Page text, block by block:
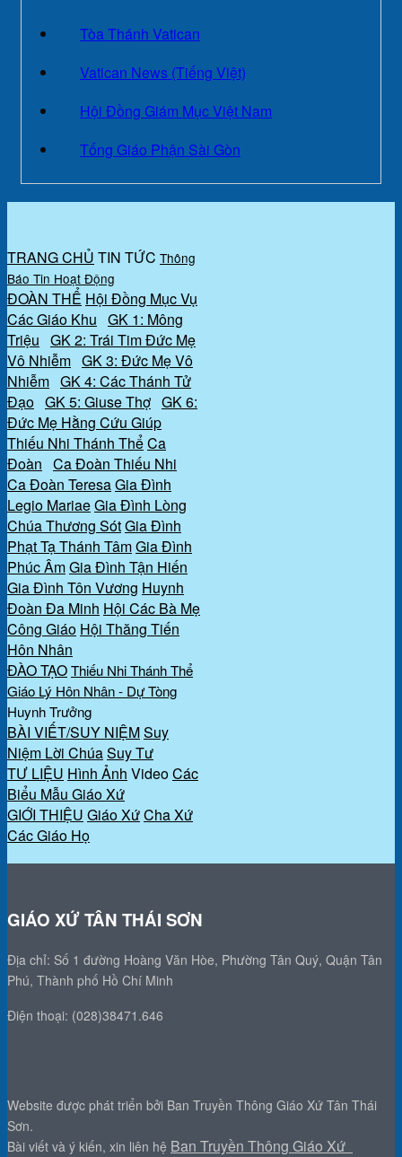
Tòa Thánh Vatican
Vatican News (Tiếng Việt)
Hội Đồng Giám Mục Việt Nam
Tống Giáo Phận Sài Gòn
TRANG CHỦ TIN TỨC Thông
Báo Tin Hoạt Động
ĐOÀN THỂ Hội Đồng Mục Vụ
Các Giáo Khu GK 1: Mông
Triệu GK 2: Trái Tim Đức Mẹ
Vô Nhiễm GK 3: Đức Mẹ Vô
Nhiễm GK 4: Các Thánh Tử
Đạo GK 5: Giuse Thợ GK 6:
Đức Mẹ Hằng Cứu Giúp
Thiếu Nhi Thánh ThểCa
Đoàn Ca Đoàn Thiếu Nhi
Ca Đoàn TeresaGia Đình
Legio MariaeGia Đình Lòng
Chúa Thương SótGia Đình
Phạt Tạ Thánh TâmGia Đình
Phúc ÂmGia Đình Tận Hiến
Gia Đình Tôn Vương Huynh
Đoàn Đa Minh Hội Các Bà Mẹ
Công Giáo Hội Thăng Tiến
Hôn Nhân
ĐÀO TẠOThiếu Nhi Thánh Thể
Giáo Lý Hôn Nhân - Dự Tòng
Huynh Trưởng
BÀI VIẾT/SUY NIỆMSuy
Niệm Lời ChúaSuy Tư
TƯ LIỆU Hình Ảnh VideoCác
Biểu Mẫu Giáo Xứ
GIỚI THIỆU Giáo XứCha Xứ
Các Giáo Họ
GIÁO XỨ TÂN THÁI SƠN
Địa chỉ: Số 1 đường Hoàng Văn Hòe, Phường Tân Quý, Quận Tân
Phú, Thành phố Hồ Chí Minh
Điện thoại: (028)38471.646
Website được phát triển bởi Ban Truyền Thông Giáo Xứ Tân Thái
Sơn.
Bài viết và ý kiến, xin liên hệ Ban Truyền Thông Giáo Xứ